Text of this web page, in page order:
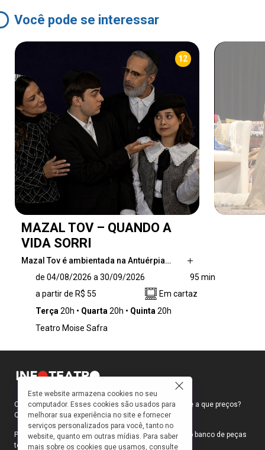
Você pode se interessar
12
MAZAL TOV – QUANDO A
VIDA SORRI
Mazal Tov é ambientada na Antuérpia…
anos 1990 e acompanha a vida de Margot,
uma estudante de línguas latinas e seu
namorado Nima, um refugiado iraniano.
tarefas estudantis dos filhos dos Schneider,
desafiam a repensar suas próprias crenças.
de 04/08/2026 a 30/09/2026
95 min
a partir de R$ 55
Em cartaz
Terça 20h Quarta 20h Quinta 20h
Teatro Moise Safra
Como faço para ir ao teatro? Onde compro ingressos e a que preços?
Quais peças estão em cartaz?
Para responder a essas e outras perguntas, criamos o banco de peças
teatrais do INFOTEATRO.
Este website armazena cookies no seu
computador. Esses cookies são usados para
melhorar sua experiência no site e fornecer
serviços personalizados para você, tanto no
website, quanto em outras mídias. Para saber
mais sobre os cookies que usamos, consulte